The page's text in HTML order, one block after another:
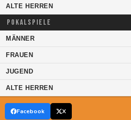
ALTE HERREN
POKALSPIELE
MÄNNER
FRAUEN
JUGEND
ALTE HERREN
Facebook X